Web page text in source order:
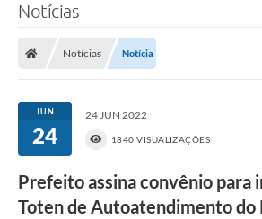
Notícias
Notícias Notícia
JUN
24
24 JUN 2022
1840 VISUALIZAÇÕES
Prefeito assina convênio para
Toten de Autoatendimento do